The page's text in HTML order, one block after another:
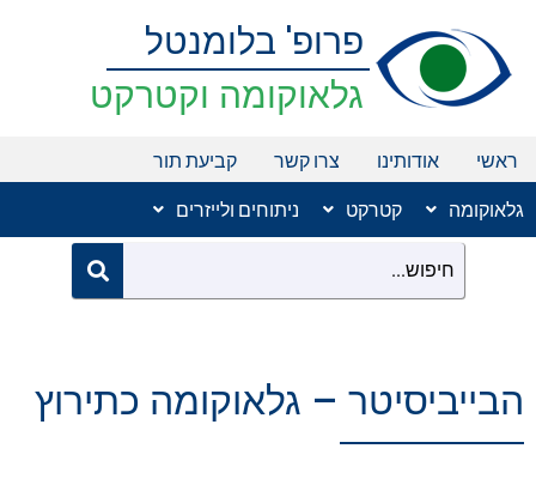
לתוכן
פרופ' בלומנטל
גלאוקומה וקטרקט
ראשי אודותינו צרו קשר קביעת תור
גלאוקומה קטרקט ניתוחים ולייזרים
הבייביסיטר – גלאוקומה כתירוץ